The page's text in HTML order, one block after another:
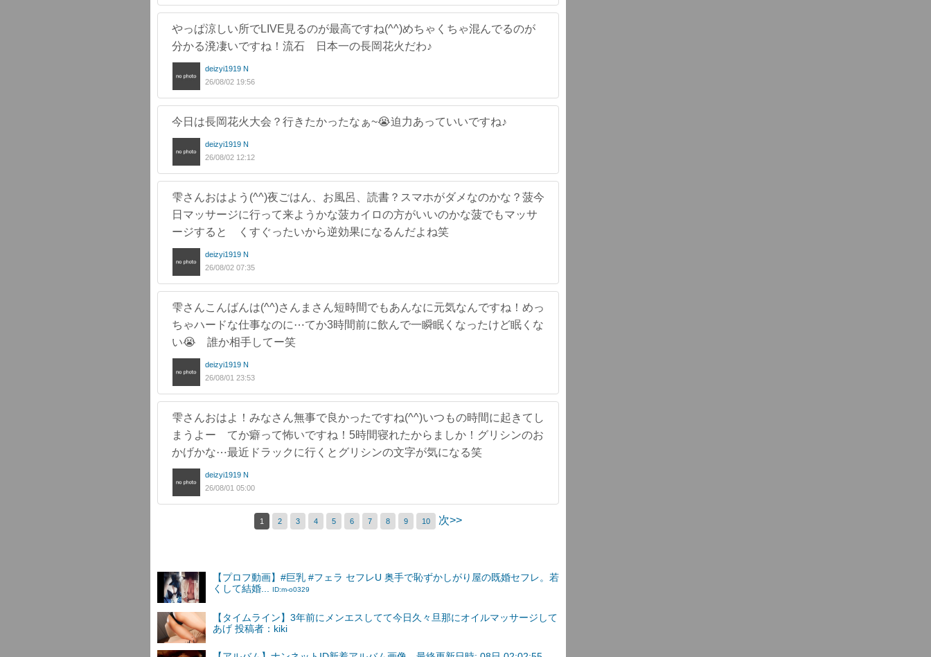
やっぱ涼しい所でLIVE見るのが最高ですね(^^)めちゃくちゃ混んでるのが
分かる溌凄いですね！流石 日本一の長岡花火だわ♪
deizyi1919 N
26/08/02 19:56
今日は長岡花火大会？行きたかったなぁ~😭迫力あっていいですね♪
deizyi1919 N
26/08/02 12:12
雫さんおはよう(^^)夜ごはん、お風呂、読書？スマホがダメなのかな？菠今
日マッサージに行って来ようかな菠カイロの方がいいのかな菠でもマッサ
ージすると くすぐったいから逆効果になるんだよね笑
deizyi1919 N
26/08/02 07:35
雫さんこんばんは(^^)さんまさん短時間でもあんなに元気なんですね！めっ
ちゃハードな仕事なのに⋯てか3時間前に飲んで一瞬眠くなったけど眠くな
い😭 誰か相手してー笑
deizyi1919 N
26/08/01 23:53
雫さんおはよ！みなさん無事で良かったですね(^^)いつもの時間に起きてし
まうよー てか癖って怖いですね！5時間寝れたからましか！グリシンのお
かげかな⋯最近ドラックに行くとグリシンの文字が気になる笑
deizyi1919 N
26/08/01 05:00
1 2 3 4 5 6 7 8 9 10 次>>
【プロフ動画】#巨乳 #フェラ セフレU 奥手で恥ずかしがり屋の既婚セフレ。若
くして結婚...
ID:m-o0329
【タイムライン】3年前にメンエスしてて今日久々旦那にオイルマッサージして
あげ 投稿者：kiki